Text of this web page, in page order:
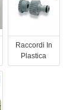
Raccordi In
Plastica